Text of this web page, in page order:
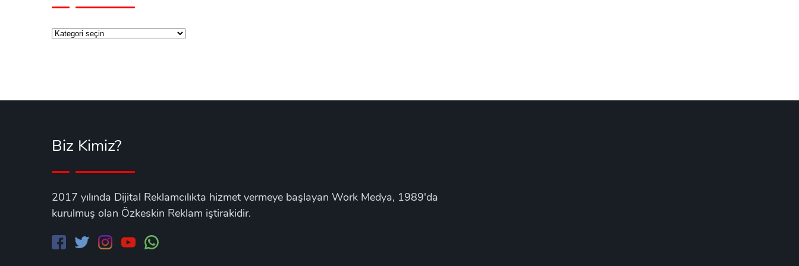
Kategoriler
Biz Kimiz?
2017 yılında Dijital Reklamcılıkta hizmet vermeye başlayan Work Medya, 1989'da
kurulmuş olan Özkeskin Reklam iştirakidir.